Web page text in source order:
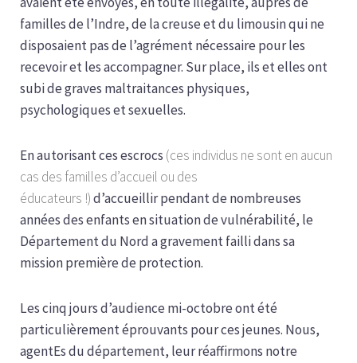
familles de l’Indre, de la creuse et du limousin qui ne
disposaient pas de l’agrément nécessaire pour les
recevoir et les accompagner. Sur place, ils et elles ont
subi de graves maltraitances physiques,
psychologiques et sexuelles.
En autorisant ces escrocs (ces individus ne sont en aucun
cas des familles d’accueil ou des
éducateurs !)d’accueillir pendant de nombreuses
années des enfants en situation de vulnérabilité, le
Département du Nord a gravement failli dans sa
mission première de protection.
Les cinq jours d’audience mi-octobre ont été
particulièrement éprouvants pour ces jeunes. Nous,
agentEs du département, leur réaffirmons notre